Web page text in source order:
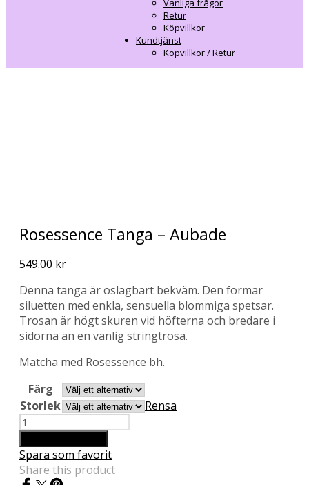
Vanliga frågor
Retur
Köpvillkor
Kundtjänst
Köpvillkor / Retur
Rosessence Tanga – Aubade
549.00 kr
Denna tanga är oslagbart bekväm. Den formar
siluetten med enkla, sensuella blommiga spetsar.
Trosan är högt skuren vid höfterna och bredare i
sidorna än en vanlig stringtrosa.
Matcha med Rosessence bh.
Färg
Storlek
Rensa
Antal
Spara som favorit
Share this product